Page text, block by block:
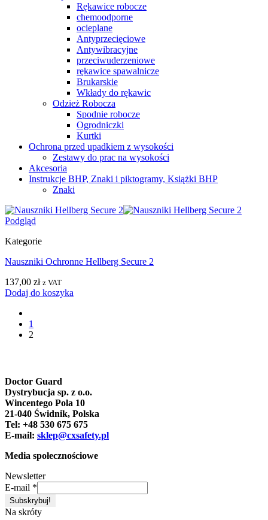
Rękawice robocze
chemoodporne
ocieplane
Antyprzecięciowe
Antywibracyjne
przeciwuderzeniowe
rękawice spawalnicze
Brukarskie
Wkłady do rękawic
Odzież Robocza
Spodnie robocze
Ogrodniczki
Kurtki
Ochrona przed upadkiem z wysokości
Zestawy do prac na wysokości
Akcesoria
Instrukcje BHP, Znaki i piktogramy, Książki BHP
Znaki
Podgląd
Kategorie
Nauszniki Ochronne Hellberg Secure 2
137,00 zł z VAT
Dodaj do koszyka
1
2
Doctor Guard
Dystrybucja sp. z o.o.
Wincentego Pola 10
21-040 Świdnik, Polska
Tel: +48 530 675 675
E-mail: sklep@cxsafety.pl
Media społecznościowe
Newsletter
E-mail *
Na skróty